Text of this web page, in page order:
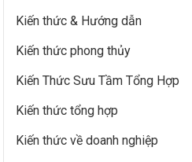
Kiến thức & Hướng dẫn
Kiến thức phong thủy
Kiến Thức Sưu Tầm Tổng Hợp
Kiến thức tổng hợp
Kiến thức về doanh nghiệp